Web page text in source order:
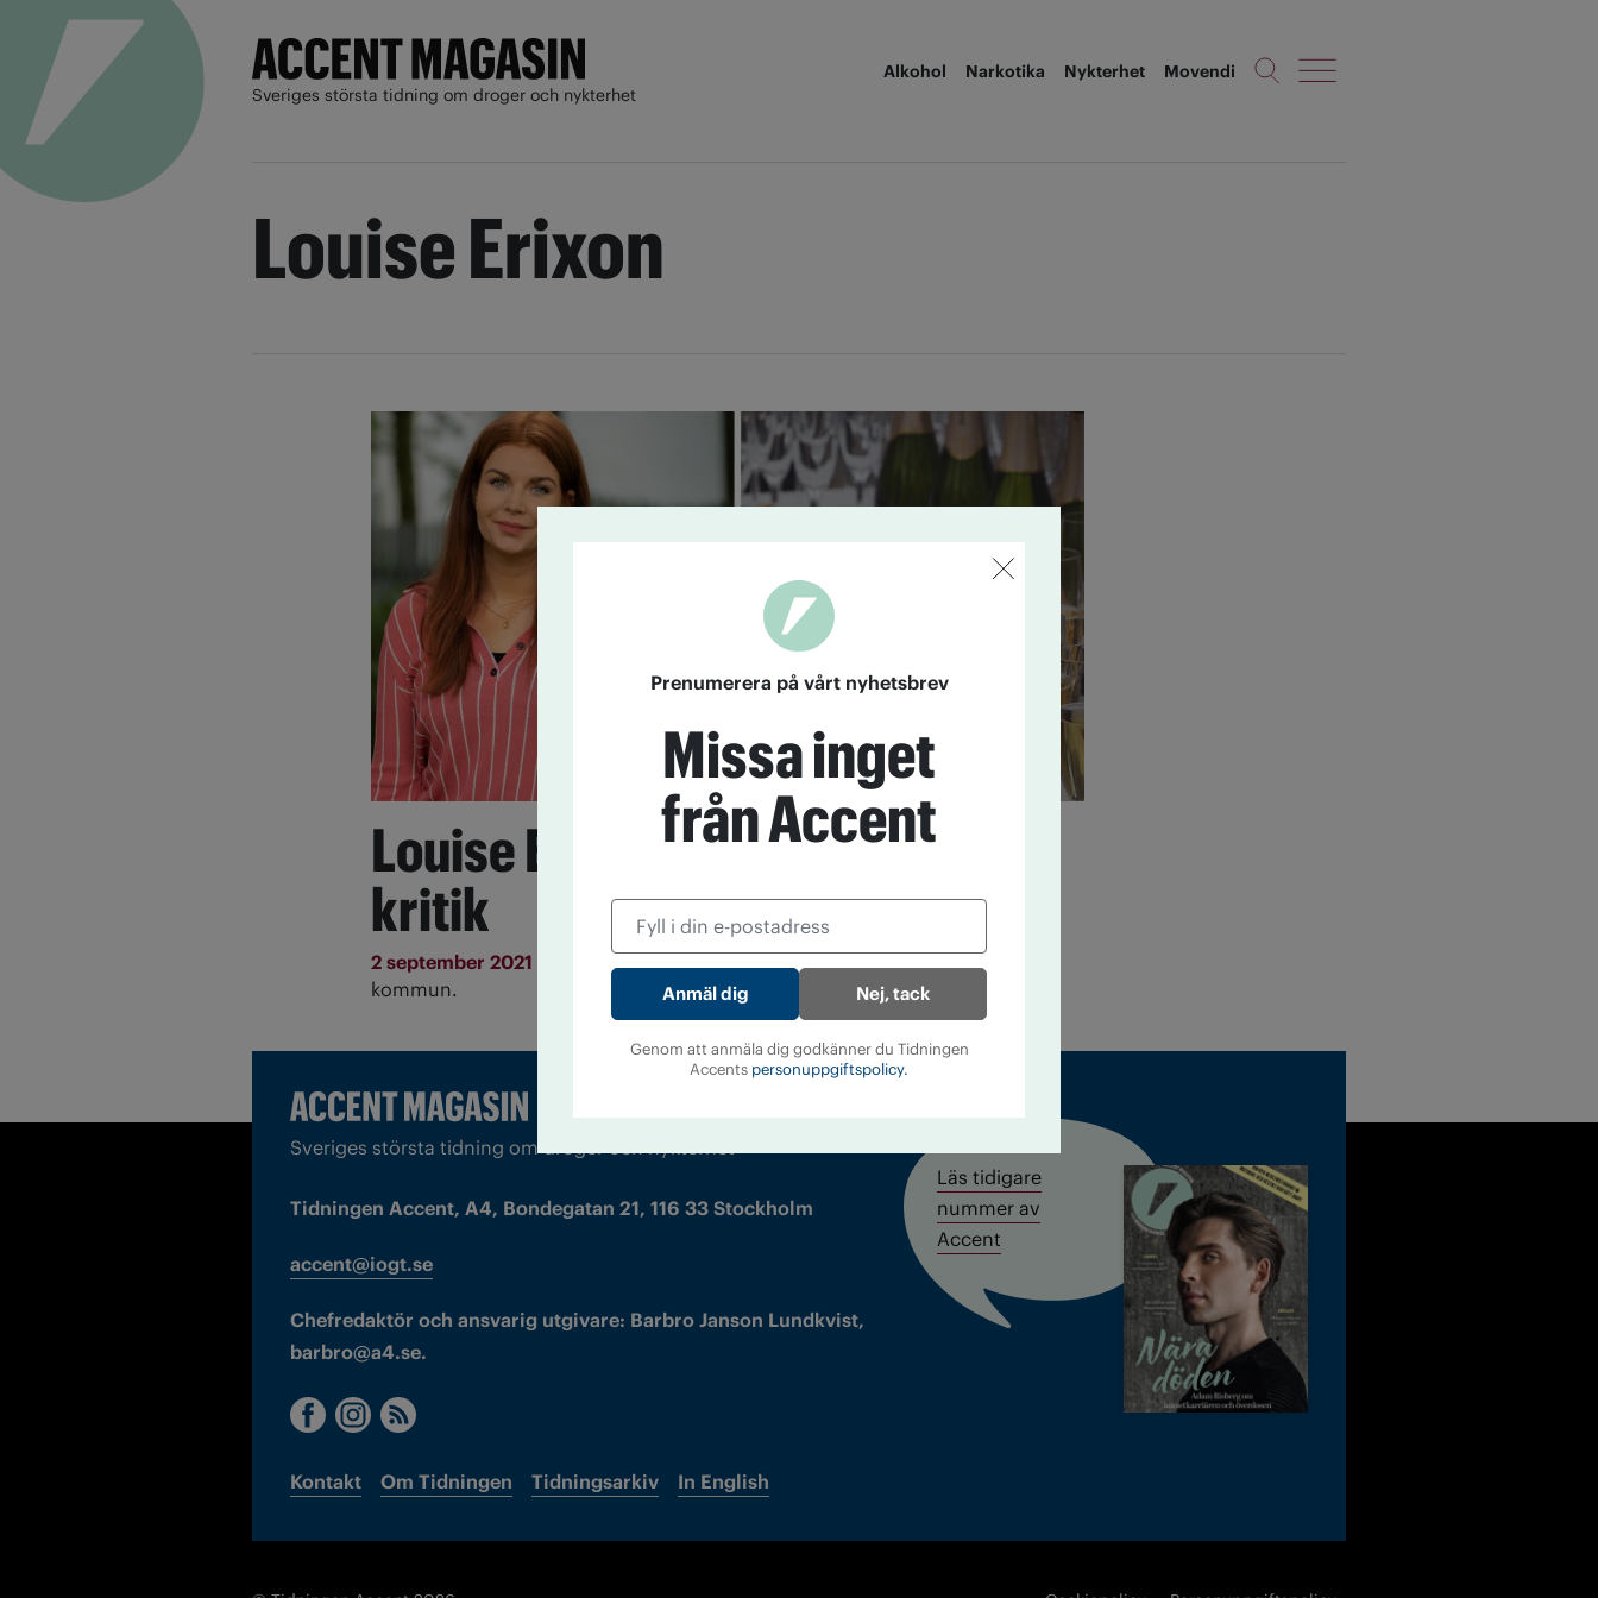
Sveriges största tidning om droger och nykterhet
Alkohol Narkotika Nykterhet Movendi
Louise Erixon
Louise Erixons beslut får
kritik
2 september 2021
Länsstyrelsen riktar allvarlig kritik mot Sölvesborgs
kommun.
Sveriges största tidning om droger och nykterhet
Tidningen Accent, A4, Bondegatan 21, 116 33 Stockholm
accent@iogt.se
Chefredaktör och ansvarig utgivare: Barbro Janson Lundkvist,
barbro@a4.se.
Kontakt Om Tidningen Tidningsarkiv In English
Läs tidigare
nummer av
Accent
Prenumerera på vårt nyhetsbrev
Missa inget
från Accent
Nej, tack
Genom att anmäla dig godkänner du Tidningen
Accents personuppgiftspolicy.